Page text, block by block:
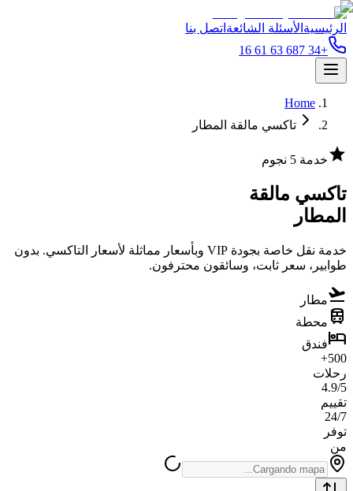
الرئيسية الأسئلة الشائعة اتصل بنا
+34 687 63 61 16
Home
تاكسي مالقة المطار
starخدمة 5 نجوم
تاكسي مالقة
المطار
خدمة نقل خاصة بجودة VIP وبأسعار مماثلة لأسعار التاكسي. بدون
طوابير، سعر ثابت، وسائقون محترفون.
flight_takeoffمطار
train محطة
hotelفندق
500+
رحلات
4.9/5
تقييم
24/7
توفر
من